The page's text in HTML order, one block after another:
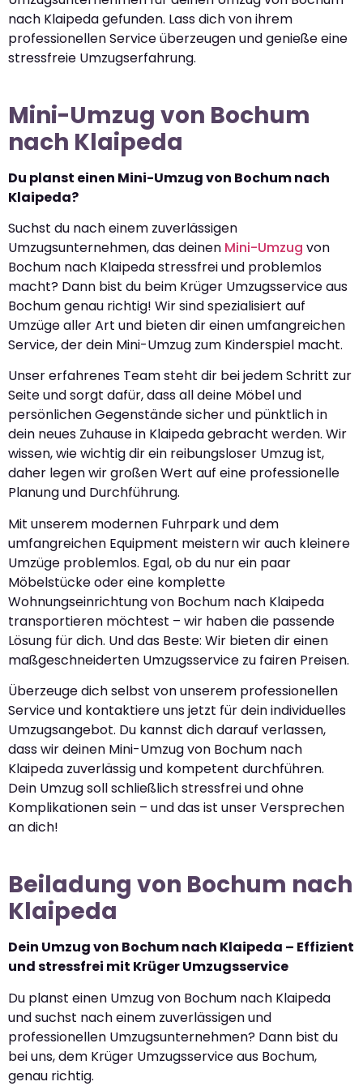
nach Klaipeda gefunden. Lass dich von ihrem
professionellen Service überzeugen und genieße eine
stressfreie Umzugserfahrung.
Mini-Umzug von Bochum
nach Klaipeda
Du planst einen Mini-Umzug von Bochum nach
Klaipeda?
Suchst du nach einem zuverlässigen
Umzugsunternehmen, das deinen Mini-Umzug von
Bochum nach Klaipeda stressfrei und problemlos
macht? Dann bist du beim Krüger Umzugsservice aus
Bochum genau richtig! Wir sind spezialisiert auf
Umzüge aller Art und bieten dir einen umfangreichen
Service, der dein Mini-Umzug zum Kinderspiel macht.
Unser erfahrenes Team steht dir bei jedem Schritt zur
Seite und sorgt dafür, dass all deine Möbel und
persönlichen Gegenstände sicher und pünktlich in
dein neues Zuhause in Klaipeda gebracht werden. Wir
wissen, wie wichtig dir ein reibungsloser Umzug ist,
daher legen wir großen Wert auf eine professionelle
Planung und Durchführung.
Mit unserem modernen Fuhrpark und dem
umfangreichen Equipment meistern wir auch kleinere
Umzüge problemlos. Egal, ob du nur ein paar
Möbelstücke oder eine komplette
Wohnungseinrichtung von Bochum nach Klaipeda
transportieren möchtest – wir haben die passende
Lösung für dich. Und das Beste: Wir bieten dir einen
maßgeschneiderten Umzugsservice zu fairen Preisen.
Überzeuge dich selbst von unserem professionellen
Service und kontaktiere uns jetzt für dein individuelles
Umzugsangebot. Du kannst dich darauf verlassen,
dass wir deinen Mini-Umzug von Bochum nach
Klaipeda zuverlässig und kompetent durchführen.
Dein Umzug soll schließlich stressfrei und ohne
Komplikationen sein – und das ist unser Versprechen
an dich!
Beiladung von Bochum nach
Klaipeda
Dein Umzug von Bochum nach Klaipeda – Effizient
und stressfrei mit Krüger Umzugsservice
Du planst einen Umzug von Bochum nach Klaipeda
und suchst nach einem zuverlässigen und
professionellen Umzugsunternehmen? Dann bist du
bei uns, dem Krüger Umzugsservice aus Bochum,
genau richtig.